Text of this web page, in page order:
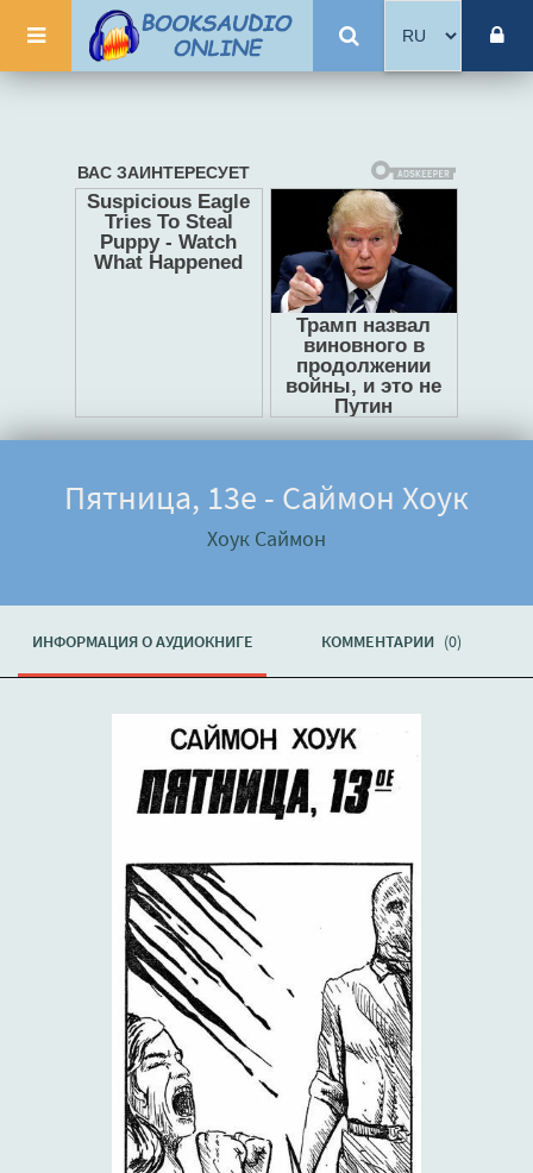
Пятница, 13е - Саймон Хоук
Хоук Саймон
ИНФОРМАЦИЯ О АУДИОКНИГЕ КОММЕНТАРИИ (0)